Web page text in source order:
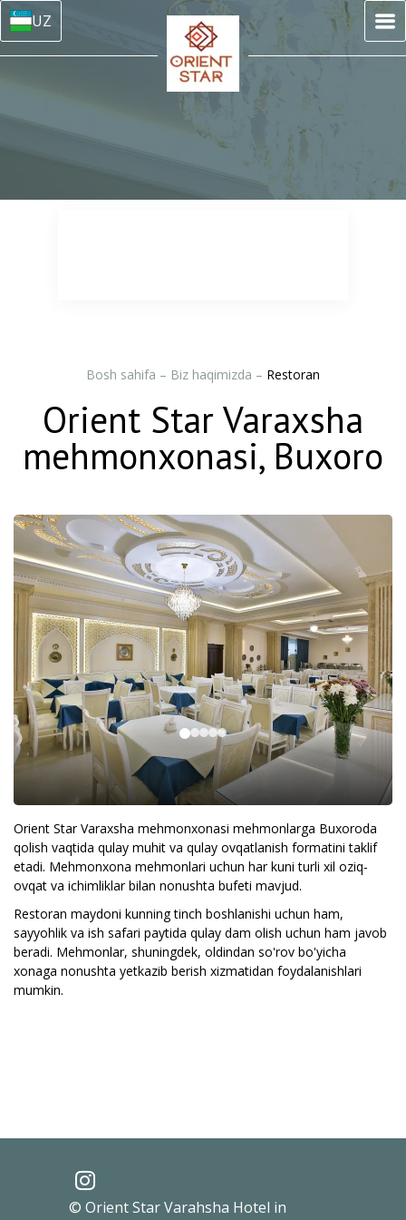
UZ
Bosh sahifa – Biz haqimizda – Restoran
Orient Star Varaxsha
mehmonxonasi, Buxoro
Orient Star Varaxsha mehmonxonasi mehmonlarga Buxoroda
qolish vaqtida qulay muhit va qulay ovqatlanish formatini taklif
etadi. Mehmonxona mehmonlari uchun har kuni turli xil oziq-
ovqat va ichimliklar bilan nonushta bufeti mavjud.
Restoran maydoni kunning tinch boshlanishi uchun ham,
sayyohlik va ish safari paytida qulay dam olish uchun ham javob
beradi. Mehmonlar, shuningdek, oldindan so'rov bo'yicha
xonaga nonushta yetkazib berish xizmatidan foydalanishlari
mumkin.
© Orient Star Varahsha Hotel in